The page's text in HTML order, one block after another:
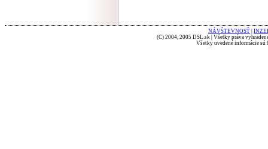
NÁVŠTEVNOSŤ
(C) 2004, 2005 DSL.sk | Všetky práva
Všetky uvedené informácie sú